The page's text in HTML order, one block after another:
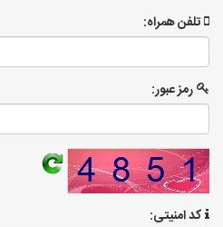
تلفن همراه:
رمز عبور:
کد امنیتی: